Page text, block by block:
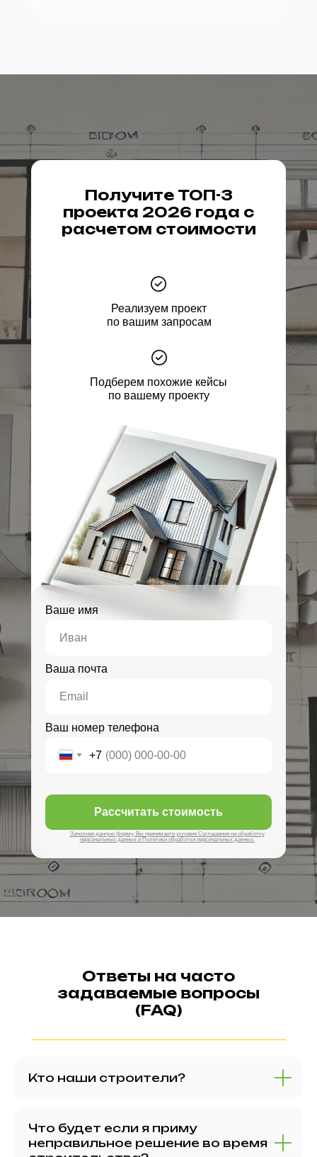
Получите ТОП-3
проекта 2026 года с
расчетом стоимости
Реализуем проект
по вашим запросам
Ваше имя
Ваша почта
Ваш номер телефона
+7
Рассчитать стоимость
Подберем похожие кейсы
по вашему проекту
Заполняя данную форму, Вы принимаете условия Соглашения на обработку
персональных данных и Политики обработки персональных данных.
Ответы на часто
задаваемые вопросы
(FAQ)
Кто наши строители?
Что будет если я приму
неправильное решение во время